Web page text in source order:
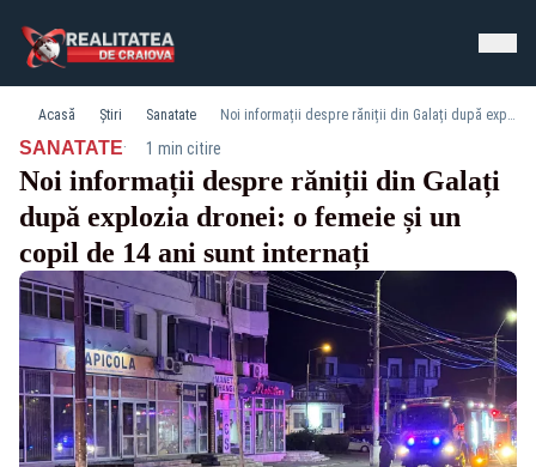
Acasă Știri Sanatate Noi informații despre răniții din Galați după explozia dronei: o femeie și un copil de 14 ani sunt internați
SANATATE· 1 min citire
Noi informații despre răniții din Galați
după explozia dronei: o femeie și un
copil de 14 ani sunt internați